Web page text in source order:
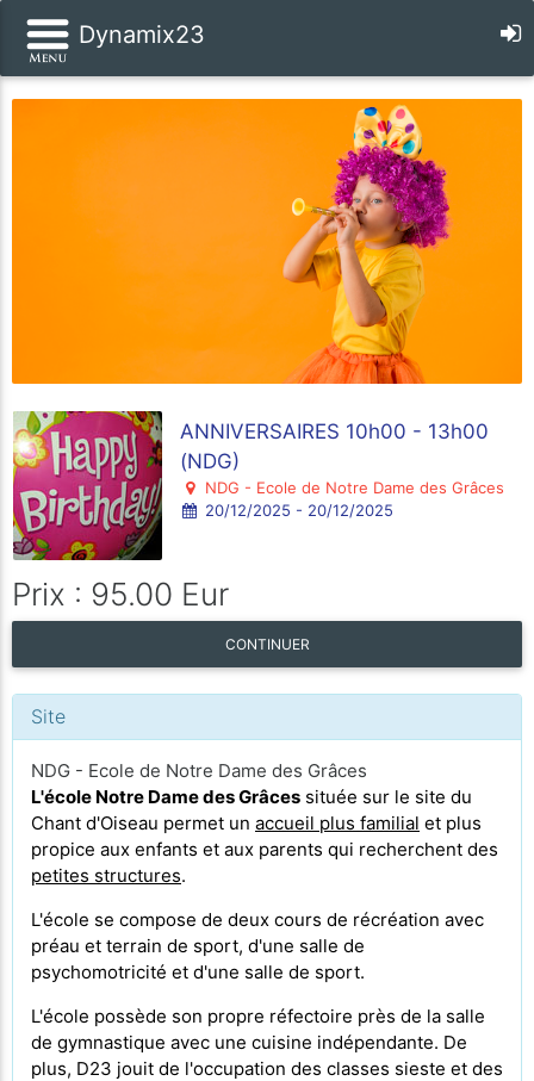
Dynamix23
ANNIVERSAIRES 10h00 - 13h00
(NDG)
NDG - Ecole de Notre Dame des Grâces
20/12/2025 - 20/12/2025
Prix : 95.00 Eur
CONTINUER
Site
NDG - Ecole de Notre Dame des Grâces
L'école Notre Dame des Grâces située sur le site du
Chant d'Oiseau permet un accueil plus familial et plus
propice aux enfants et aux parents qui recherchent des
petites structures.
L'école se compose de deux cours de récréation avec
préau et terrain de sport, d'une salle de
psychomotricité et d'une salle de sport.
L'école possède son propre réfectoire près de la salle
de gymnastique avec une cuisine indépendante. De
plus, D23 jouit de l'occupation des classes sieste et des